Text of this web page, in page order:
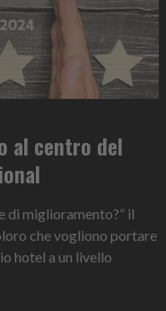
al centro del
di miglioramento?” il
che vogliono portare
hotel a un livello